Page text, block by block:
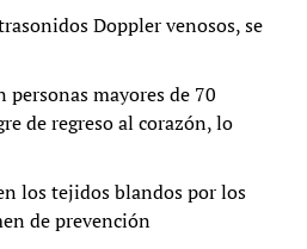
Doppler venosos, se
mayores de 70
de regreso al corazón, lo
los tejidos blandos por los
de prevención